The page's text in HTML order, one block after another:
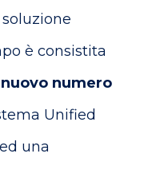
è consistita
numero
Unified
una